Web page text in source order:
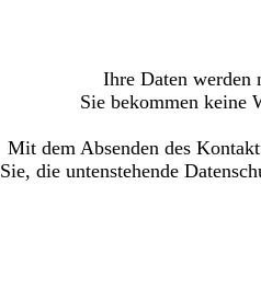
Ihre Daten werden
Sie bekommen keine
Mit dem Absenden des
Sie, die untenstehende